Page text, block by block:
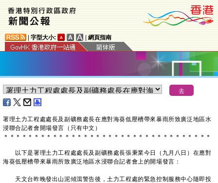
字型大小: 網頁指南
署理土力工程處處長及副礦務處長在應對海葵低壓槽帶來暴雨所致廣泛地區水
浸聯合記者會開場發言（只有中文）
＊ ＊ ＊ ＊ ＊ ＊ ＊ ＊ ＊ ＊ ＊ ＊ ＊ ＊ ＊ ＊ ＊ ＊ ＊ ＊ ＊ ＊ ＊ ＊ ＊ ＊ ＊ ＊ ＊ ＊ ＊ ＊ ＊ ＊
以下是署理土力工程處處長及副礦務處長張秉業今日（九月八日）在應對
海葵低壓槽帶來暴雨所致廣泛地區水浸聯合記者會上的開場發言：
天文台昨晚發出山泥傾瀉警告後，土力工程處的緊急控制服務中心隨即投